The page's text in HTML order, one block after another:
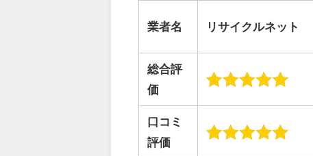
業者名 リサイクルネット
総合評
価
口コミ
評価